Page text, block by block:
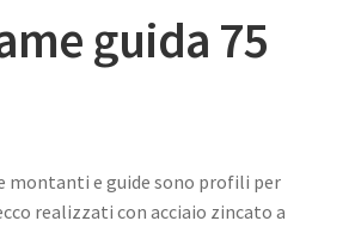
guida 75
montanti e guide sono profili per
realizzati con acciaio zincato a